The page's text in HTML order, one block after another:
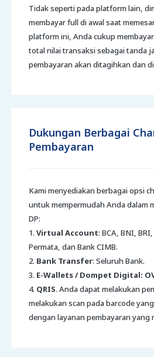
Tidak seperti pada platform lain,
membayar full di awal saat
platform ini, Anda cukup membayar
total nilai transaksi sebagai tanda
pembayaran akan ditagihkan dan
Dukungan Berbagai
Pembayaran
Kami menyediakan berbagai opsi
untuk mempermudah Anda dalam
DP:
1. Virtual Account: BCA, BNI,
Permata, dan Bank CIMB.
2. Bank Transfer: Seluruh Bank.
3. E-Wallets / Dompet Digital:
4. QRIS. Anda dapat melakukan
melakukan scan pada barcode
dengan layanan pembayaran yang